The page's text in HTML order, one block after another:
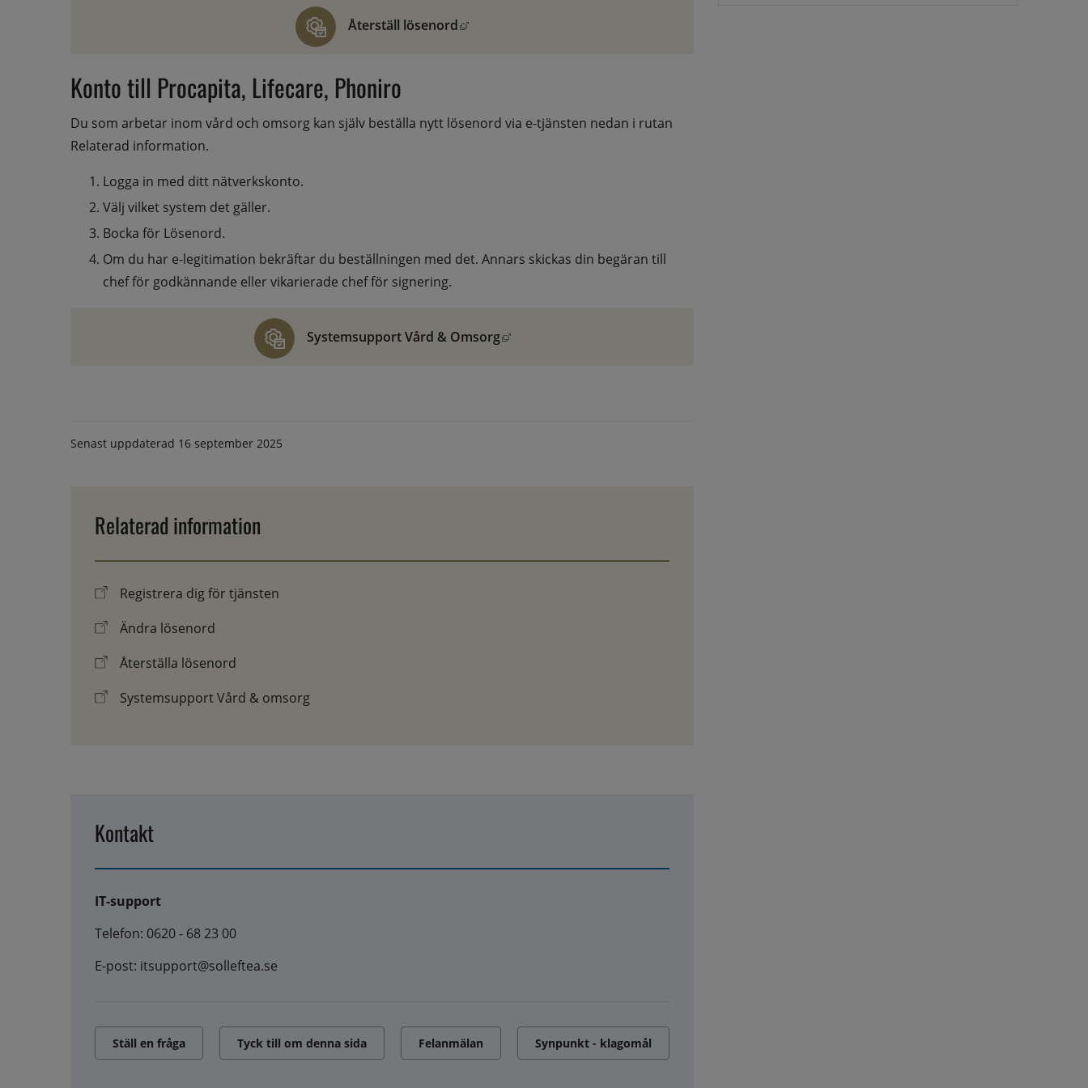
Återställ lösenord
Länk till annan webbplats, öppnas i nytt fönster.
Konto till Procapita, Lifecare, Phoniro
Du som arbetar inom vård och omsorg kan själv beställa nytt lösenord via e-tjänsten nedan i rutan
Relaterad information.
Logga in med ditt nätverkskonto.
Välj vilket system det gäller.
Bocka för Lösenord.
Om du har e-legitimation bekräftar du beställningen med det. Annars skickas din begäran till
chef för godkännande eller vikarierade chef för signering.
Systemsupport Vård & Omsorg
Länk till annan webbplats, öppnas i nytt fönster.
Senast uppdaterad 16 september 2025
Relaterad information
Registrera dig för tjänsten
Ändra lösenord
Återställa lösenord
Systemsupport Vård & omsorg
Kontakt
IT-support
Telefon: 0620 - 68 23 00
E-post: itsupport@solleftea.se
Ställ en fråga Tyck till om denna sida Felanmälan Synpunkt - klagomål